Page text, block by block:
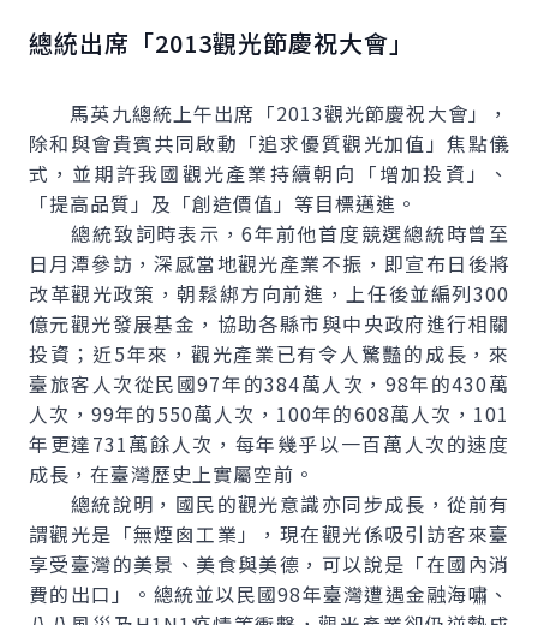
總統出席「2013觀光節慶祝大會」
馬英九總統上午出席「2013觀光節慶祝大會」，
除和與會貴賓共同啟動「追求優質觀光加值」焦點儀
式，並期許我國觀光產業持續朝向「增加投資」、
「提高品質」及「創造價值」等目標邁進。
總統致詞時表示，6年前他首度競選總統時曾至
日月潭參訪，深感當地觀光產業不振，即宣布日後將
改革觀光政策，朝鬆綁方向前進，上任後並編列300
億元觀光發展基金，協助各縣市與中央政府進行相關
投資；近5年來，觀光產業已有令人驚豔的成長，來
臺旅客人次從民國97年的384萬人次，98年的430萬
人次，99年的550萬人次，100年的608萬人次，101
年更達731萬餘人次，每年幾乎以一百萬人次的速度
成長，在臺灣歷史上實屬空前。
總統說明，國民的觀光意識亦同步成長，從前有
謂觀光是「無煙囪工業」，現在觀光係吸引訪客來臺
享受臺灣的美景、美食與美德，可以說是「在國內消
費的出口」。總統並以民國98年臺灣遭遇金融海嘯、